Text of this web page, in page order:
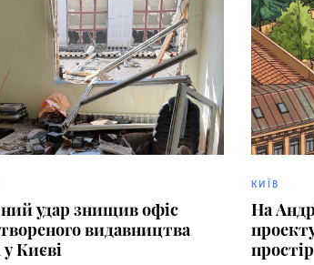
удар знищив офіс
видавництва
Києві
КИЇВ
На
простір